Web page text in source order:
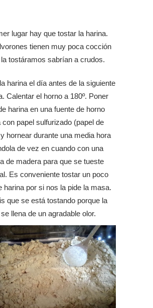
lugar hay que tostar la harina.
tienen muy poca cocción
tostáramos sabrían a crudos.
harina el día antes de la siguiente
Calentar el horno a 180º. Poner
harina en una fuente de horno
con papel sulfurizado (papel de
hornear durante una media hora
de vez en cuando con una
de madera para que se tueste
Es conveniente tostar un poco
harina por si nos la pide la masa.
que se está tostando porque la
llena de un agradable olor.